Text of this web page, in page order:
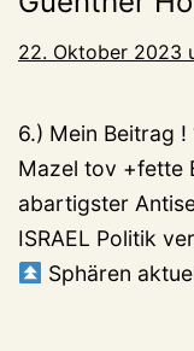
22. Oktober 2023
6.) Mein Beitrag !
Mazel tov +fette
abartigster
ISRAEL Politik
Sphären